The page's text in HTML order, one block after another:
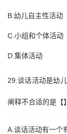
B.幼儿自主性活动
C.小组和个体活动
D.集体活动
29.谈话活动是幼
阐释不合适的是【】
A.谈话活动有一个